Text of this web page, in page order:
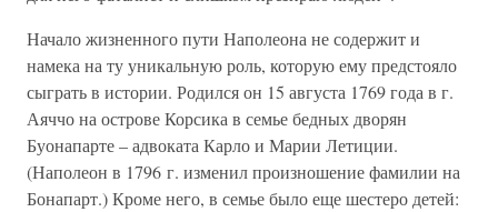
Начало жизненного пути Наполеона не содержит и
намека на ту уникальную роль, которую ему предстояло
сыграть в истории. Родился он 15 августа 1769 года в г.
Аяччо на острове Корсика в семье бедных дворян
Буонапарте – адвоката Карло и Марии Летиции.
(Наполеон в 1796 г. изменил произношение фамилии на
Бонапарт.) Кроме него, в семье было еще шестеро детей: